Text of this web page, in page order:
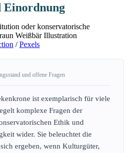
Einordnung
/Pexels
und offene Fragen
ist exemplarisch für viele
komplexe Fragen der
Ethik und
wider. Sie beleuchtet die
ergeben, wenn Kulturgüter,